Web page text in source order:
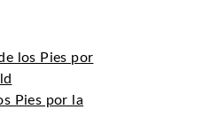
los Pies por
Pies por la